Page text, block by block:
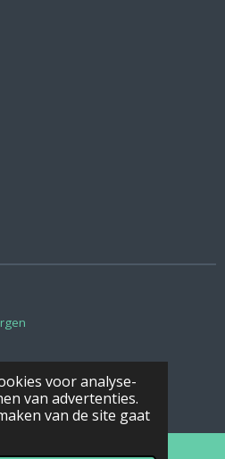
voor analyse-
van advertenties.
van de site gaat
- Chanly